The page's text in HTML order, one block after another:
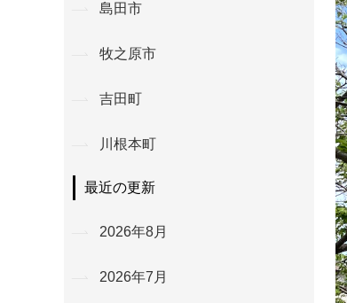
島田市
牧之原市
吉田町
川根本町
最近の更新
2026年8月
2026年7月